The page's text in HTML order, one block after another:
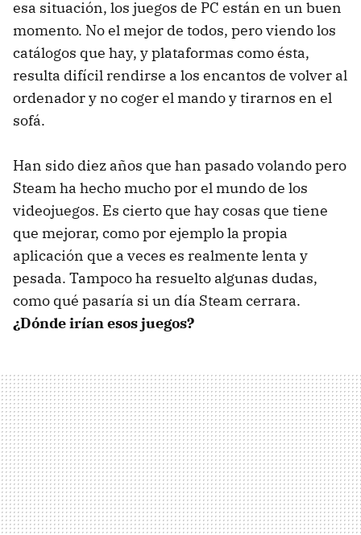
esa situación, los juegos de PC están en un buen
momento. No el mejor de todos, pero viendo los
catálogos que hay, y plataformas como ésta,
resulta difícil rendirse a los encantos de volver al
ordenador y no coger el mando y tirarnos en el
sofá.
Han sido diez años que han pasado volando pero
Steam ha hecho mucho por el mundo de los
videojuegos. Es cierto que hay cosas que tiene
que mejorar, como por ejemplo la propia
aplicación que a veces es realmente lenta y
pesada. Tampoco ha resuelto algunas dudas,
como qué pasaría si un día Steam cerrara.
¿Dónde irían esos juegos?